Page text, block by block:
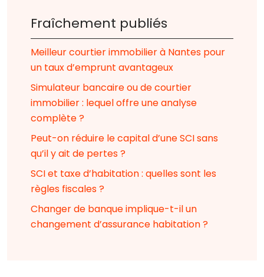
Fraîchement publiés
Meilleur courtier immobilier à Nantes pour
un taux d’emprunt avantageux
Simulateur bancaire ou de courtier
immobilier : lequel offre une analyse
complète ?
Peut-on réduire le capital d’une SCI sans
qu’il y ait de pertes ?
SCI et taxe d’habitation : quelles sont les
règles fiscales ?
Changer de banque implique-t-il un
changement d’assurance habitation ?